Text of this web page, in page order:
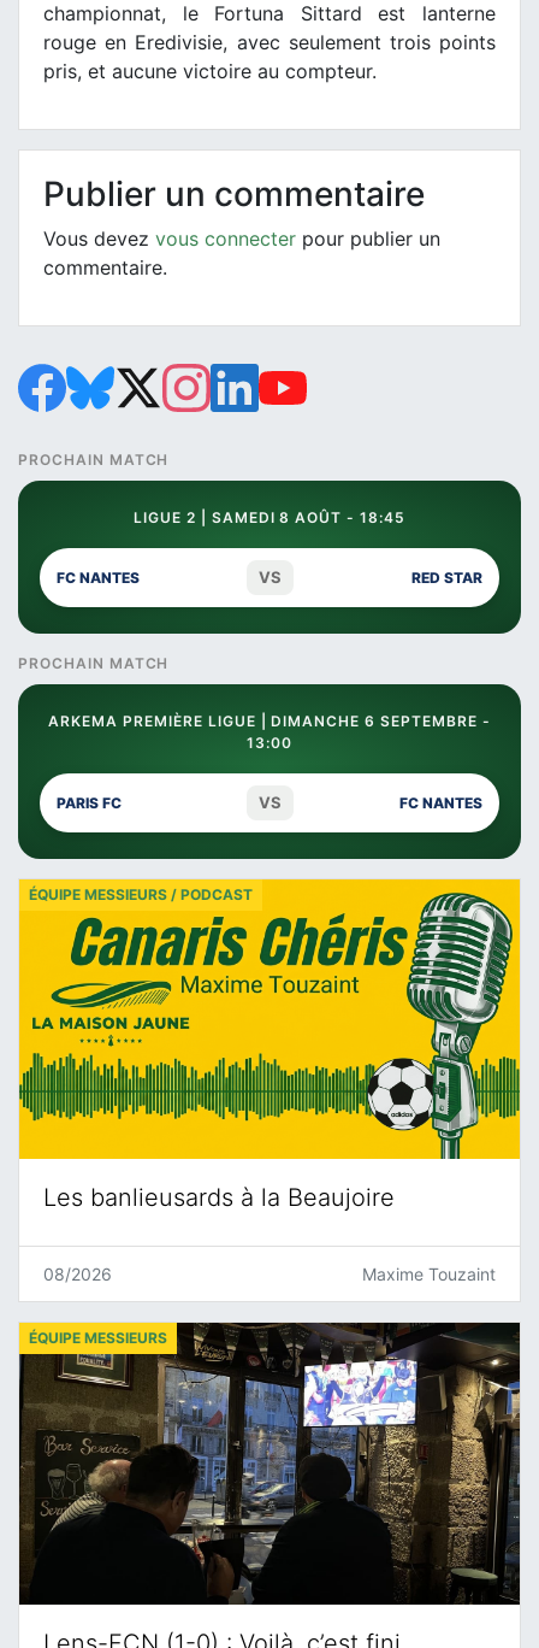
championnat, le Fortuna Sittard est lanterne
rouge en Eredivisie, avec seulement trois points
pris, et aucune victoire au compteur.
Publier un commentaire
Vous devez vous connecter pour publier un
commentaire.
PROCHAIN MATCH
LIGUE 2 | SAMEDI 8 AOÛT - 18:45
FC NANTES VS RED STAR
PROCHAIN MATCH
ARKEMA PREMIÈRE LIGUE | DIMANCHE 6 SEPTEMBRE -
13:00
PARIS FC VS FC NANTES
Les banlieusards à la Beaujoire
ÉQUIPE MESSIEURS / PODCAST
08/2026 Maxime Touzaint
ÉQUIPE MESSIEURS